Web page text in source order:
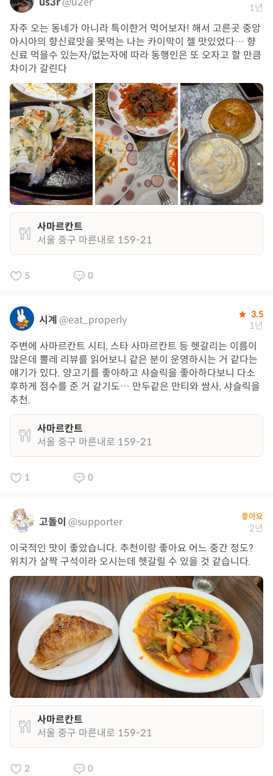
1년
자주 오는 동네가 아니라 특이한거 먹어보자! 해서 고른곳 중앙
아시아의 향신료맛을 못먹는 나는 카이막이 젤 맛있었다… 향
신료 먹을수 있는자/없는자에 따라 동행인은 또 오자고 할 만큼
차이가 갈린다
사마르칸트
서울 중구 마른내로 159-21
5 0
시계 @eat_properly 3.5
1년
주변에 사마르칸트 시티, 스타 사마르칸트 등 헷갈리는 이름이
많은데 뽈레 리뷰를 읽어보니 같은 분이 운영하시는 거 같다는
얘기가 있다. 양고기를 좋아하고 샤슬릭을 좋아하다보니 다소
후하게 점수를 준 거 같기도… 만두같은 만티와 쌈사, 샤슬릭을
추천.
사마르칸트
서울 중구 마른내로 159-21
1 0
고돌이 @supporter 좋아요
2년
이국적인 맛이 좋았습니다. 추천이랑 좋아요 어느 중간 정도?
위치가 살짝 구석이라 오시는데 헷갈릴 수 있을 것 같습니다.
사마르칸트
서울 중구 마른내로 159-21
2 0